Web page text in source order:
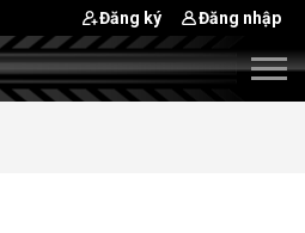
Đăng ký Đăng nhập